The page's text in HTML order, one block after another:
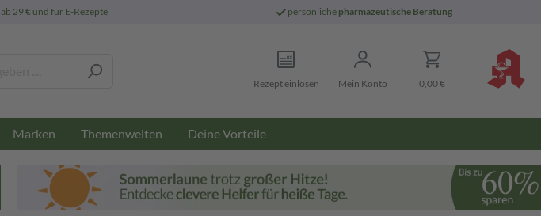
ab 29 € und für E-Rezepte persönliche pharmazeutische Beratung
Rezept einlösen Mein Konto 0,00 €
Marken Themenwelten Deine Vorteile